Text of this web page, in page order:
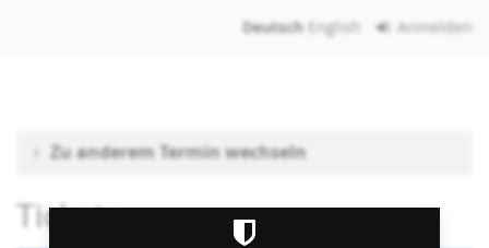
Deutsch English Anmelden
Zu anderem Termin wechseln
Tickets